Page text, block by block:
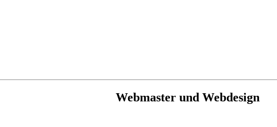
Webmaster und Webdesign